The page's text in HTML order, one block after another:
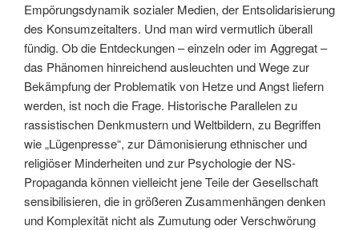
Empörungsdynamik sozialer Medien, der Entsolidarisierung
des Konsumzeitalters. Und man wird vermutlich überall
fündig. Ob die Entdeckungen – einzeln oder im Aggregat –
das Phänomen hinreichend ausleuchten und Wege zur
Bekämpfung der Problematik von Hetze und Angst liefern
werden, ist noch die Frage. Historische Parallelen zu
rassistischen Denkmustern und Weltbildern, zu Begriffen
wie „Lügenpresse“, zur Dämonisierung ethnischer und
religiöser Minderheiten und zur Psychologie der NS-
Propaganda können vielleicht jene Teile der Gesellschaft
sensibilisieren, die in größeren Zusammenhängen denken
und Komplexität nicht als Zumutung oder Verschwörung